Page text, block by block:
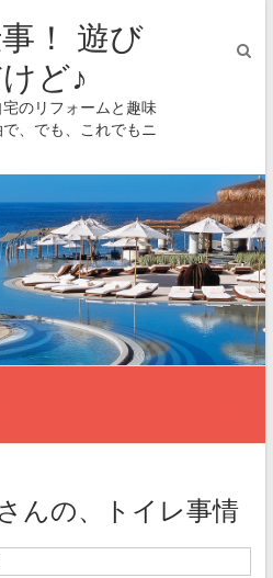
！ 遊び
ど♪
のリフォームと趣味
、でも、これでもニ
んの、トイレ事情